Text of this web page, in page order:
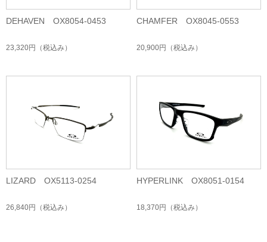
DEHAVEN OX8054-0453
23,320円 （税込み）
CHAMFER OX8045-0553
20,900円 （税込み）
LIZARD OX5113-0254
26,840円 （税込み）
HYPERLINK OX8051-0154
18,370円 （税込み）